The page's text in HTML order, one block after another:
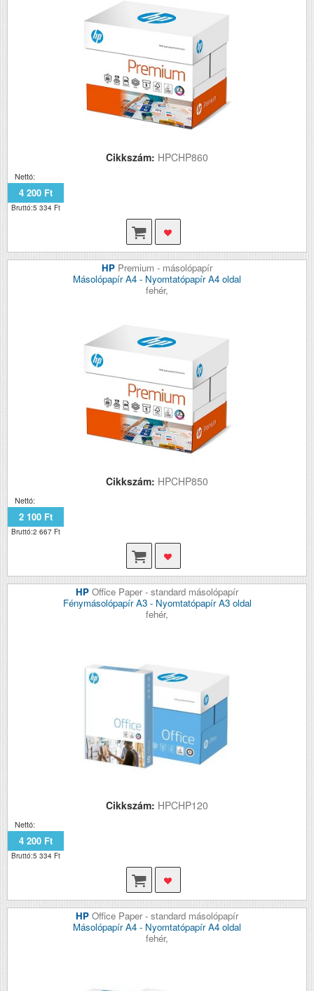
Cikkszám: HPCHP860
Nettó:
4 200 Ft
Bruttó:5 334 Ft
HP Premium - másolópapír
Másolópapír A4 - Nyomtatópapír A4 oldal
fehér,
Cikkszám: HPCHP850
Nettó:
2 100 Ft
Bruttó:2 667 Ft
HP Office Paper - standard másolópapír
Fénymásolópapír A3 - Nyomtatópapír A3 oldal
fehér,
Cikkszám: HPCHP120
Nettó:
4 200 Ft
Bruttó:5 334 Ft
HP Office Paper - standard másolópapír
Másolópapír A4 - Nyomtatópapír A4 oldal
fehér,